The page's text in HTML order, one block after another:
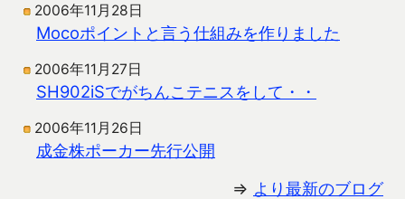
2006年11月28日
Mocoポイントと言う仕組みを作りました
2006年11月27日
SH902iSでがちんこテニスをして・・
2006年11月26日
成金株ポーカー先行公開
⇒ より最新のブログ